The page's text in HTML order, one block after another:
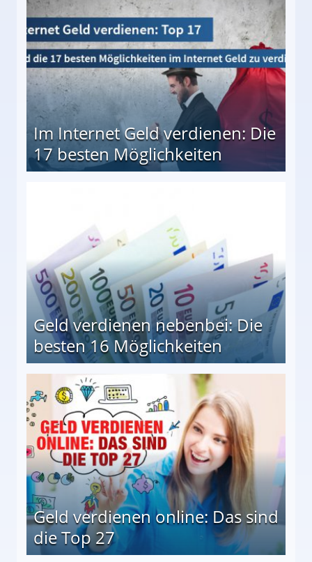
Im Internet Geld verdienen: Die
17 besten Möglichkeiten
Geld verdienen nebenbei: Die
besten 16 Möglichkeiten
Geld verdienen online: Das sind
die Top 27